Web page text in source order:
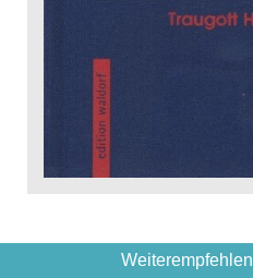
Weiterempfehlen